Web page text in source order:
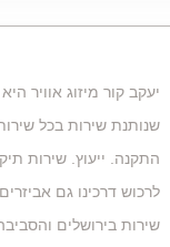
יעקב קור מיזוג אוויר
שנותנת שירות בכל
התקנה. ייעוץ. שירות
לרכוש דרכינו גם
שירות בירושלים